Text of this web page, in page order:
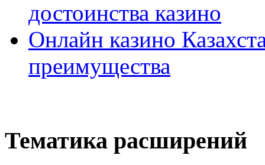
достоинства казино
Онлайн казино
преимущества
Тематика расширений